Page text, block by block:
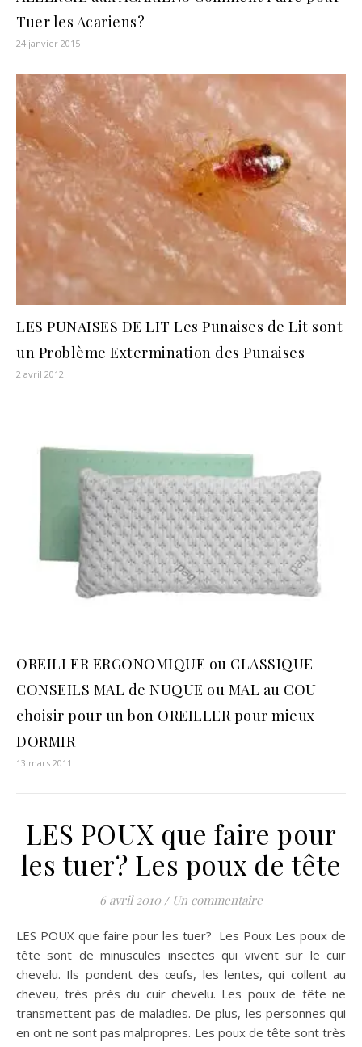
Tuer les Acariens?
24 janvier 2015
LES PUNAISES DE LIT Les Punaises de Lit sont
un Problème Extermination des Punaises
2 avril 2012
OREILLER ERGONOMIQUE ou CLASSIQUE
CONSEILS MAL de NUQUE ou MAL au COU
choisir pour un bon OREILLER pour mieux
DORMIR
13 mars 2011
LES POUX que faire pour
les tuer? Les poux de tête
6 avril 2010 / Un commentaire
LES POUX que faire pour les tuer? Les Poux Les poux de
tête sont de minuscules insectes qui vivent sur le cuir
chevelu. Ils pondent des œufs, les lentes, qui collent au
cheveu, très près du cuir chevelu. Les poux de tête ne
transmettent pas de maladies. De plus, les personnes qui
en ont ne sont pas malpropres. Les poux de tête sont très